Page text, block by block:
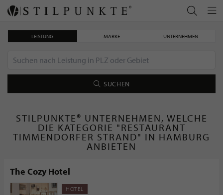
LEISTUNG MARKE UNTERNEHMEN
SUCHEN
STILPUNKTE® UNTERNEHMEN, WELCHE
DIE KATEGORIE "RESTAURANT
TIMMENDORFER STRAND" IN HAMBURG
ANBIETEN
The Cozy Hotel
HOTEL